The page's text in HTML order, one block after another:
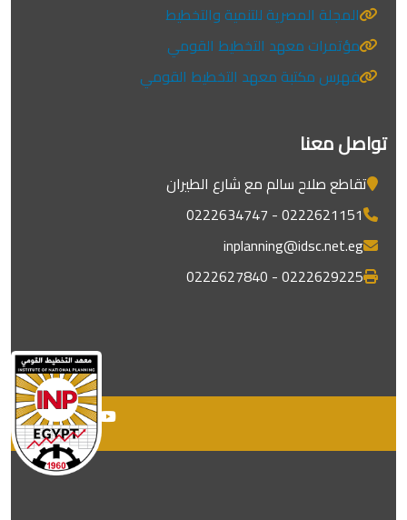
المجلة المصرية للتنمية والتخطيط
مؤتمرات معهد التخطيط القومي
فهرس مكتبة معهد التخطيط القومي
تواصل معنا
تقاطع صلاح سالم مع شارع الطيران
0222621151 - 0222634747
inplanning@idsc.net.eg
0222629225 - 0222627840